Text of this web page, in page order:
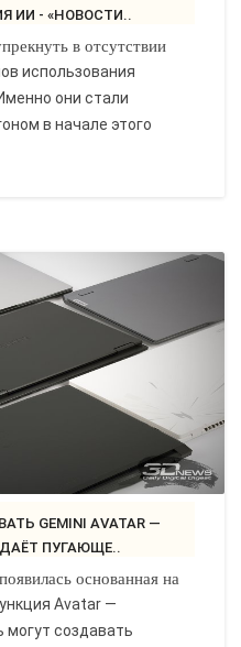
ИИ - «НОВОСТИ..
в отсутствии
использования
они стали
в начале этого
ПУГАЮЩЕ..
основанная на
Avatar —
могут создавать